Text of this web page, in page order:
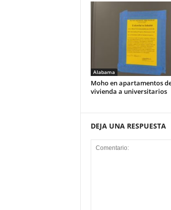
Alabama
Moho en apartamentos
vivienda a universitarios
DEJA UNA RESPUESTA